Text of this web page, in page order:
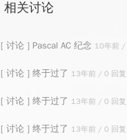
相关讨论
[ 讨论 ] Pascal AC 纪念 10年前 /
[ 讨论 ] 终于过了 13年前 / 0 回
[ 讨论 ] 终于过了 13年前 / 0 回
[ 讨论 ] 终于过了 13年前 / 0 回